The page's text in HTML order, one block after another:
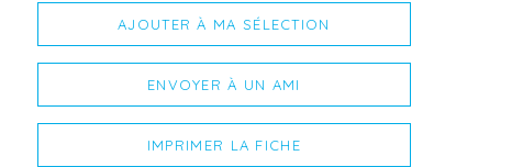
AJOUTER À MA SÉLECTION
ENVOYER À UN AMI
IMPRIMER LA FICHE